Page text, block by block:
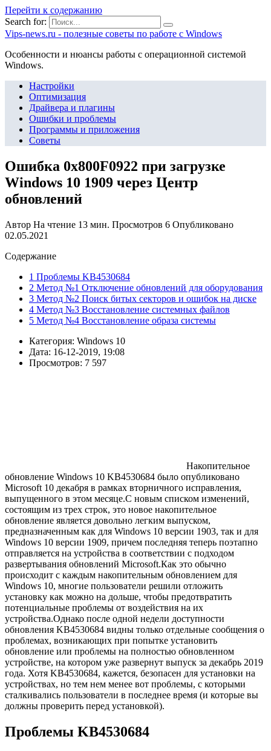
Перейти к содержанию
Search for:
Vips-news.ru - полезные советы по работе с Windows
Особенности и нюансы работы с операционной системой
Windows.
Настройки
Оптимизация
Драйвера и плагины
Ошибки и проблемы
Программы и приложения
Советы
Ошибка 0x800F0922 при загрузке
Windows 10 1909 через Центр
обновлений
Автор На чтение 13 мин. Просмотров 6 Опубликовано
02.05.2021
Содержание
1 Проблемы KB4530684
2 Метод №1 Отключение обновлений для оборудования
3 Метод №2 Поиск битых секторов и ошибок на диске
4 Метод №3 Восстановление системных файлов
5 Метод №4 Восстановление образа системы
Категория: Windows 10
Дата: 16-12-2019, 19:08
Просмотров: 7 597
Накопительное
обновление Windows 10 KB4530684 было опубликовано
Microsoft 10 декабря в рамках вторничного исправления,
выпущенного в этом месяце.С новым списком изменений,
состоящим из трех строк, это новое накопительное
обновление является довольно легким выпуском,
предназначенным как для Windows 10 версии 1903, так и для
Windows 10 версии 1909, причем последняя теперь поэтапно
отправляется на устройства в соответствии с подходом
развертывания обновлений Microsoft.Как это обычно
происходит с каждым накопительным обновлением для
Windows 10, многие пользователи решили отложить
установку как можно на дольше, чтобы предотвратить
потенциальные проблемы от воздействия на их
устройства.Однако после одной недели доступности
обновления KB4530684 видны только отдельные сообщения о
проблемах, возникающих при попытке установить
обновление или проблемы на полностью обновленном
устройстве, на котором уже развернут выпуск за декабрь 2019
года. Хотя KB4530684, кажется, безопасен для установки на
устройствах, но тем нем менее вот проблемы, с которыми
сталкивались пользователи в последнее время (и которые вы
должны проверить перед установкой).
Проблемы KB4530684